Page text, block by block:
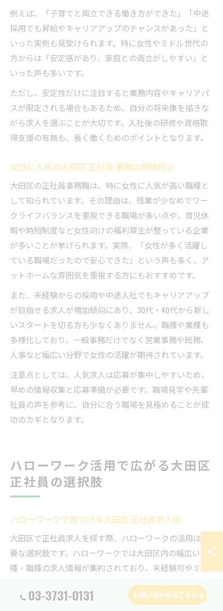
例えば、「子育てと両立できる働き方ができた」「中途
採用でも昇給やキャリアアップのチャンスがあった」と
いった実例も見受けられます。特に女性やミドル世代の
方からは「安定感があり、家庭との両立がしやすい」と
いった声も多いです。
ただし、安定性だけに注目すると業務内容やキャリアパ
スが限定される場合もあるため、自分の将来像を描きな
がら求人を選ぶことが大切です。入社後の研修や資格取
得支援の有無も、長く働くためのポイントとなります。
女性に人気の大田区 正社員 事務の特徴紹介
大田区の正社員事務職は、特に女性に人気が高い職種と
して知られています。その理由は、残業が少なめでワー
クライフバランスを重視できる職場が多い点や、育児休
暇や時短制度など女性向けの福利厚生が整っている企業
が多いことが挙げられます。実際、「女性が多く活躍し
ている職場だったので安心できた」という声も多く、ア
ットホームな雰囲気を重視する方にもおすすめです。
また、未経験からの採用や中途入社でもキャリアアップ
が目指せる求人が増加傾向にあり、30代・40代から新し
いスタートを切る方も少なくありません。職種や業種も
多様化しており、一般事務だけでなく営業事務や総務、
人事など幅広い分野で女性の活躍が期待されています。
注意点としては、人気求人は応募が集中しやすいため、
早めの情報収集と応募準備が必要です。職場見学や先輩
社員の声を参考に、自分に合う職場を見極めることが成
功のカギとなります。
ハローワーク活用で広がる大田区
正社員の選択肢
ハローワークで見つける大田区 正社員求人術
大田区で正社員求人を探す際、ハローワークの活用は重
要な選択肢です。ハローワークでは大田区内の幅広い業
種・職種の求人情報が集約されており、未経験可やミド
ル世代向けなど多様なニーズに対応しています。特に
「大田区 求人 正社員 未経験」や「大田区 正社員 事務」
03-3731-0131 お問い合わせはこちら